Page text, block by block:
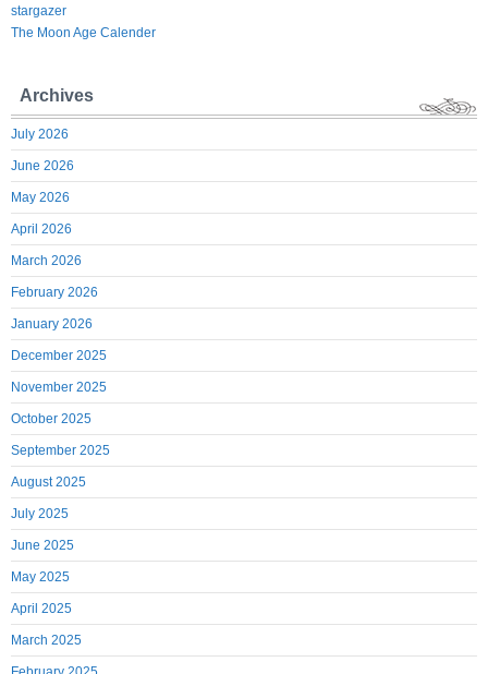
stargazer
The Moon Age Calender
Archives
July 2026
June 2026
May 2026
April 2026
March 2026
February 2026
January 2026
December 2025
November 2025
October 2025
September 2025
August 2025
July 2025
June 2025
May 2025
April 2025
March 2025